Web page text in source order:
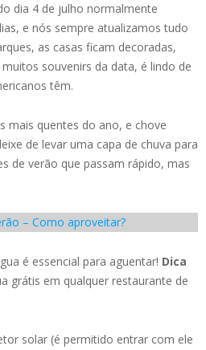
dia 4 de julho normalmente
e nós sempre atualizamos tudo
as casas ficam decoradas,
souvenirs da data, é lindo de
têm.
mais quentes do ano, e chove
de levar uma capa de chuva para
de verão que passam rápido, mas
– Como aproveitar?
é essencial para aguentar! Dica
grátis em qualquer restaurante de
solar (é permitido entrar com ele